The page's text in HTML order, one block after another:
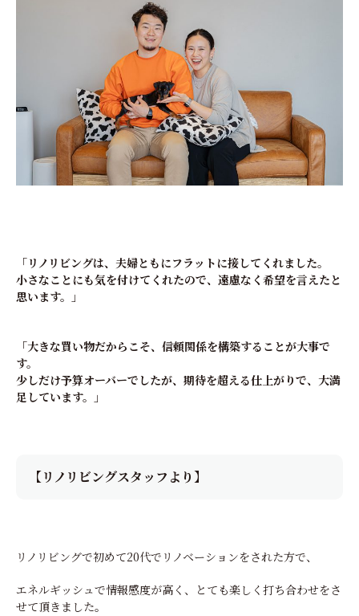
「リノリビングは、夫婦ともにフラットに接してくれました。
小さなことにも気を付けてくれたので、遠慮なく希望を言えたと
思います。」
「大きな買い物だからこそ、信頼関係を構築することが大事で
す。
少しだけ予算オーバーでしたが、期待を超える仕上がりで、大満
足しています。」
【リノリビングスタッフより】
リノリビングで初めて20代でリノベーションをされた方で、
エネルギッシュで情報感度が高く、とても楽しく打ち合わせをさ
せて頂きました。